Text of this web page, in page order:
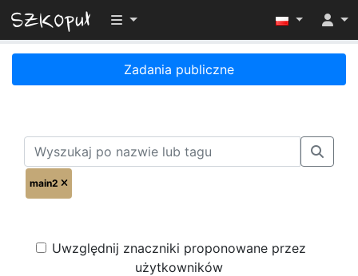
Przełącz widoczność menu
Zadania publiczne
main2
Uwzględnij znaczniki proponowane przez
użytkowników